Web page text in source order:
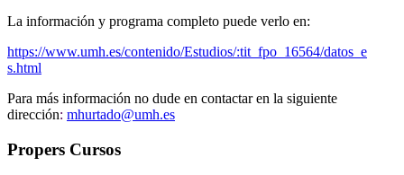
La información y programa completo puede verlo en:
https://www.umh.es/contenido/Estudios/:tit_fpo_16564/datos_e
s.html
Para más información no dude en contactar en la siguiente
dirección: mhurtado@umh.es
Propers Cursos